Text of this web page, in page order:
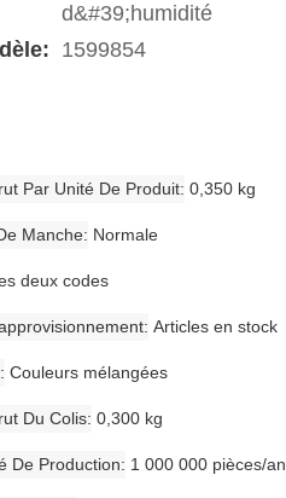
d&#39;humidité
1599854
Par Unité De Produit 0,350 kg
Manche Normale
deux codes
Articles en stock
Couleurs mélangées
Du Colis 0,300 kg
De Production 1 000 000 pièces/an